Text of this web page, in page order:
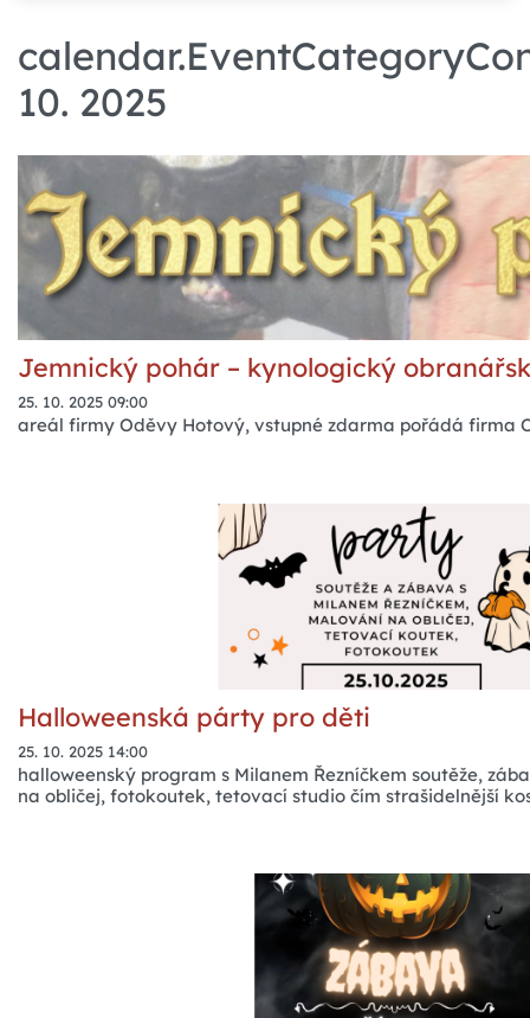
10. 2025
25. 10. 2025 09:00
Jemnický pohár – kynologický
areál firmy Oděvy Hotový, vstupné zdarma pořádá firma
25. 10. 2025 14:00
Halloweenská párty pro děti
halloweenský program s Milanem Řezníčkem soutěže,
na obličej, fotokoutek, tetovací studio čím strašidelnější